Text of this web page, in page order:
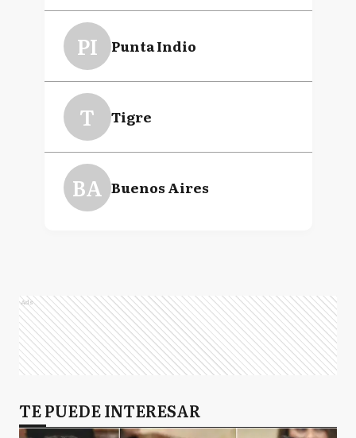
PI Punta Indio
T Tigre
BA Buenos Aires
Ads
TE PUEDE INTERESAR